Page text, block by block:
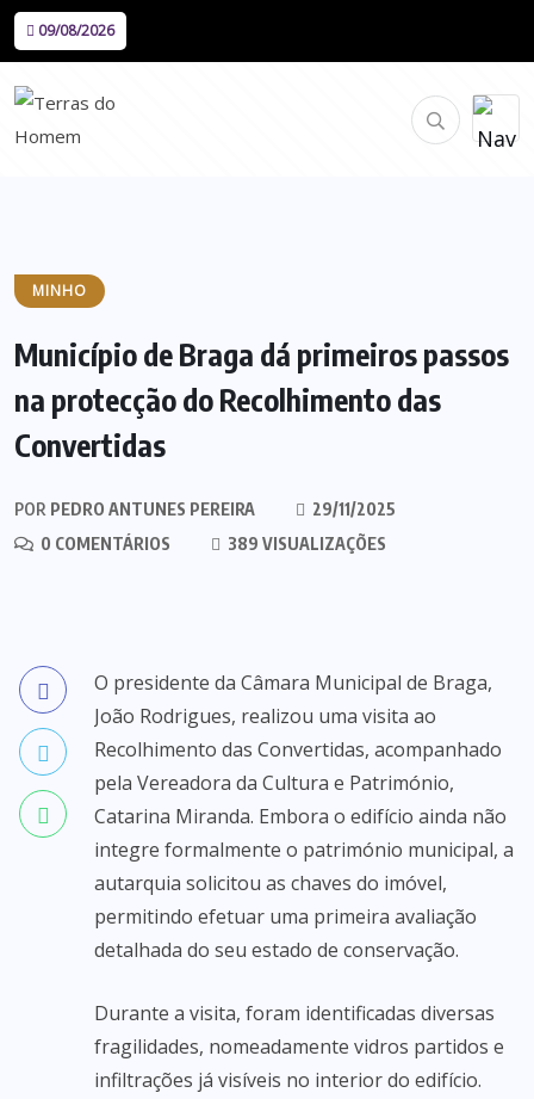
09/08/2026
MINHO
Município de Braga dá primeiros passos
na protecção do Recolhimento das
Convertidas
POR PEDRO ANTUNES PEREIRA
29/11/2025
0 COMENTÁRIOS
389 VISUALIZAÇÕES
O presidente da Câmara Municipal de Braga,
João Rodrigues, realizou uma visita ao
Recolhimento das Convertidas, acompanhado
pela Vereadora da Cultura e Património,
Catarina Miranda. Embora o edifício ainda não
integre formalmente o património municipal, a
autarquia solicitou as chaves do imóvel,
permitindo efetuar uma primeira avaliação
detalhada do seu estado de conservação.
Durante a visita, foram identificadas diversas
fragilidades, nomeadamente vidros partidos e
infiltrações já visíveis no interior do edifício.